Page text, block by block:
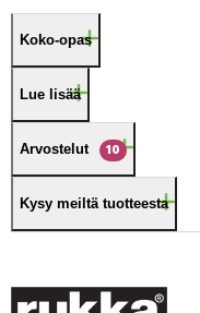
Koko-opas
Lue lisää
Arvostelut 10
Kysy meiltä tuotteesta